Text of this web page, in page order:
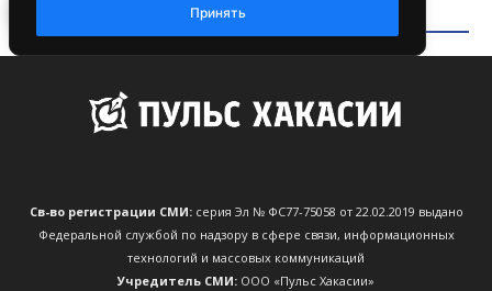
Св-во регистрации СМИ:серия Эл № ФС77-75058 от 22.02.2019 выдано
Федеральной службой по надзору в сфере связи, информационных
технологий и массовых коммуникаций
Учредитель СМИ: ООО «Пульс Хакасии»